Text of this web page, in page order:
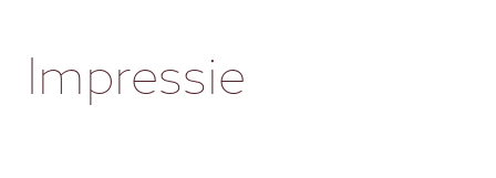
Impressie